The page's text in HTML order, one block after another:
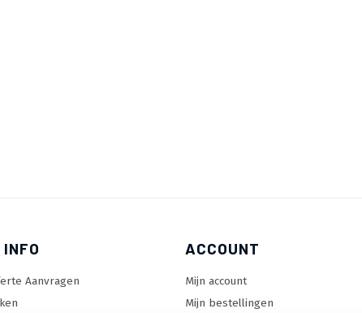
Aanvragen
ACCOUNT
Mijn account
Mijn bestellingen